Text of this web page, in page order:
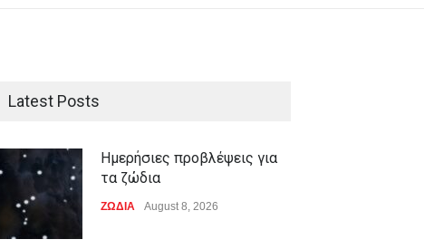
Latest Posts
Ημερήσιες προβλέψεις για
τα ζώδια
ΖΩΔΙΑ August 8, 2026